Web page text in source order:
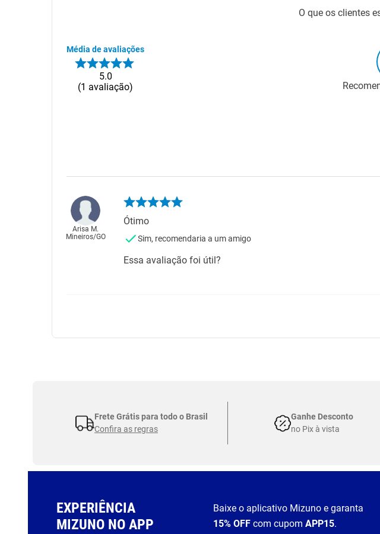
O que os clientes
Média de avaliações
5.0
1 avaliação
Arisa M.
Mineiros/GO
Ótimo
Sim, recomendaria a um amigo
Essa avaliação foi útil?
Frete Grátis para todo o Brasil
Confira as regras
Ganhe Desconto
no Pix à vista
EXPERIÊNCIA
MIZUNO NO APP
Baixe o aplicativo Mizuno e garanta
15% OFF com cupomAPP15.